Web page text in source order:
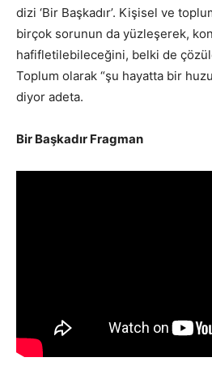
dizi ‘Bir Başkadır’. Kişisel ve
birçok sorunun da yüzleşerek,
hafifletilebileceğini, belki de
Toplum olarak “şu hayatta bir
diyor adeta.
Bir Başkadır Fragman